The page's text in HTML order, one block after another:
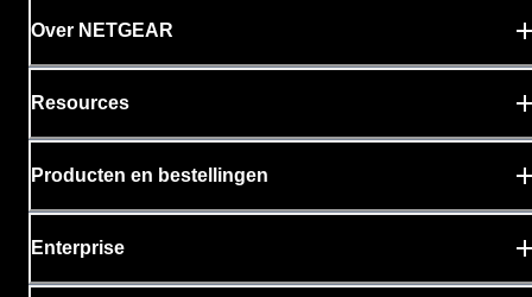
Over NETGEAR
Resources
Producten en bestellingen
Enterprise